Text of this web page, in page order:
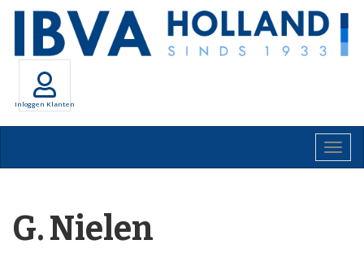
Inloggen Klanten
G. Nielen